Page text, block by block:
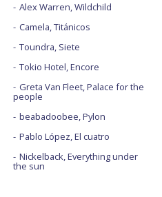
Alex Warren, Wildchild
Camela, Titánicos
Toundra, Siete
Tokio Hotel, Encore
Greta Van Fleet, Palace for the
people
beabadoobee, Pylon
Pablo López, El cuatro
Nickelback, Everything under
the sun